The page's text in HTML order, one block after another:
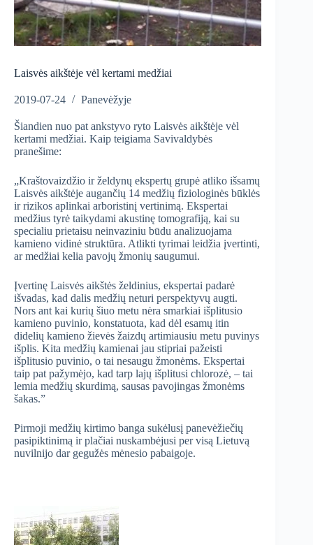
Laisvės aikštėje vėl kertami medžiai
2019-07-24 Panevėžyje
Šiandien nuo pat ankstyvo ryto Laisvės aikštėje vėl
kertami medžiai. Kaip teigiama Savivaldybės
pranešime:
„Kraštovaizdžio ir želdynų ekspertų grupė atliko išsamų
Laisvės aikštėje augančių 14 medžių fiziologinės būklės
ir rizikos aplinkai arboristinį vertinimą. Ekspertai
medžius tyrė taikydami akustinę tomografiją, kai su
specialiu prietaisu neinvaziniu būdu analizuojama
kamieno vidinė struktūra. Atlikti tyrimai leidžia įvertinti,
ar medžiai kelia pavojų žmonių saugumui.
Įvertinę Laisvės aikštės želdinius, ekspertai padarė
išvadas, kad dalis medžių neturi perspektyvų augti.
Nors ant kai kurių šiuo metu nėra smarkiai išplitusio
kamieno puvinio, konstatuota, kad dėl esamų itin
didelių kamieno žievės žaizdų artimiausiu metu puvinys
išplis. Kita medžių kamienai jau stipriai pažeisti
išplitusio puvinio, o tai nesaugu žmonėms. Ekspertai
taip pat pažymėjo, kad tarp lajų išplitusi chlorozė, – tai
lemia medžių skurdimą, sausas pavojingas žmonėms
šakas.”
Pirmoji medžių kirtimo banga sukėlusį panevėžiečių
pasipiktinimą ir plačiai nuskambėjusi per visą Lietuvą
nuvilnijo dar gegužės mėnesio pabaigoje.